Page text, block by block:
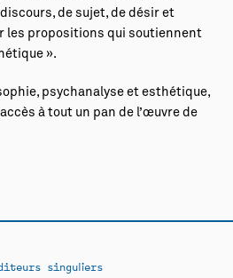
de sujet, de désir et
les propositions qui soutiennent
».
psychanalyse et esthétique,
à tout un pan de l’œuvre de
singuliers